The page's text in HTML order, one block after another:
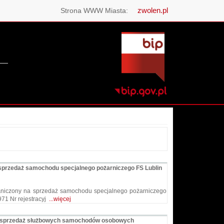
Strona WWW Miasta: zwolen.pl
samochodu specjalnego pożarniczego FS Lublin
na sprzedaż samochodu specjalnego pożarniczego
Nr rejestracyj ...więcej
służbowych samochodów osobowych